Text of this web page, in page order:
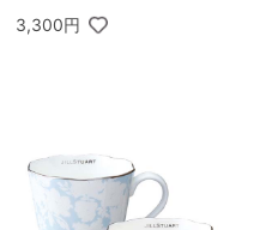
3,300円